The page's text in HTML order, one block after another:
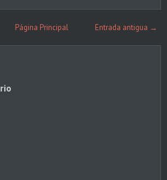
Entrada antigua →
Página Principal